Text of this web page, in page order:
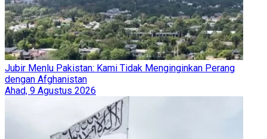
Jubir Menlu Pakistan: Kami Tidak Menginginkan Perang
dengan Afghanistan
Ahad, 9 Agustus 2026